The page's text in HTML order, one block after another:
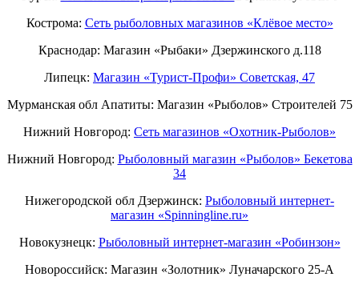
Кострома: Сеть рыболовных магазинов «Клёвое место»
Краснодар: Магазин «Рыбаки» Дзержинского д.118
Липецк: Магазин «Турист-Профи» Советская, 47
Мурманская обл Апатиты: Магазин «Рыболов» Строителей 75
Нижний Новгород: Cеть магазинов «Охотник-Рыболов»
Нижний Новгород: Рыболовный магазин «Рыболов» Бекетова
34
Нижегородской обл Дзержинск: Рыболовный интернет-
магазин «Spinningline.ru»
Новокузнецк: Рыболовный интернет-магазин «Робинзон»
Новороссийск: Магазин «Золотник» Луначарского 25-А